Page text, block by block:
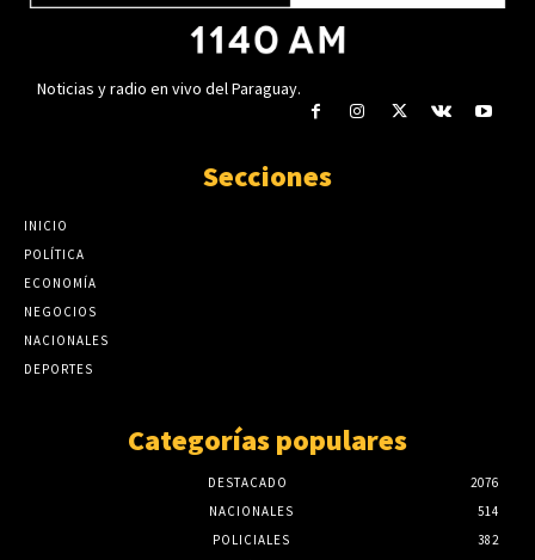
Noticias y radio en vivo del Paraguay.
Secciones
INICIO
POLÍTICA
ECONOMÍA
NEGOCIOS
NACIONALES
DEPORTES
Categorías populares
DESTACADO
2076
NACIONALES
514
POLICIALES
382